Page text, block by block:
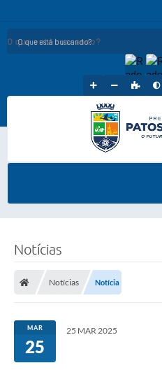
O que está buscando?
Notícias
Notícias Notícia
MAR
25
25 MAR 2025